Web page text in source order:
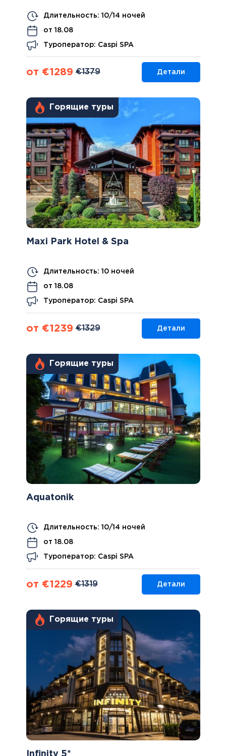
Длительность: 10/14 ночей
от 18.08
Туроператор: Caspi SPA
от €1289 €1379 Детали
Горящие туры
Maxi Park Hotel & Spa
Длительность: 10 ночей
от 18.08
Туроператор: Caspi SPA
от €1239 €1329 Детали
Горящие туры
Aquatonik
Длительность: 10/14 ночей
от 18.08
Туроператор: Caspi SPA
от €1229 €1319 Детали
Горящие туры
Infinity 5*